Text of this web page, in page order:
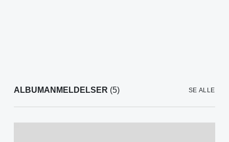
ALBUMANMELDELSER (5) SE ALLE